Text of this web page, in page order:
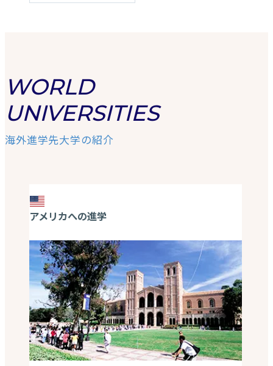
WORLD
UNIVERSITIES
海外進学先大学の紹介
アメリカへの進学